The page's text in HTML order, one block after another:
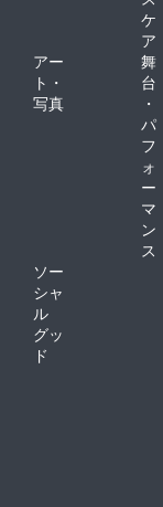
ケ
ア
アー
ト・
写真
舞
台
・
パ
フ
ォ
ー
マ
ン
ス
ソー
シャ
ル
グッ
ド